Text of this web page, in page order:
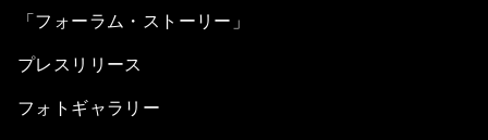
「フォーラム・ストーリー」
プレスリリース
フォトギャラリー